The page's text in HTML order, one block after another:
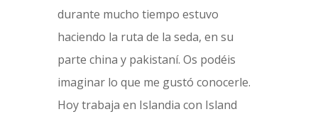
durante mucho tiempo estuvo
haciendo la ruta de la seda, en su
parte china y pakistaní. Os podéis
imaginar lo que me gustó conocerle.
Hoy trabaja en Islandia con Island